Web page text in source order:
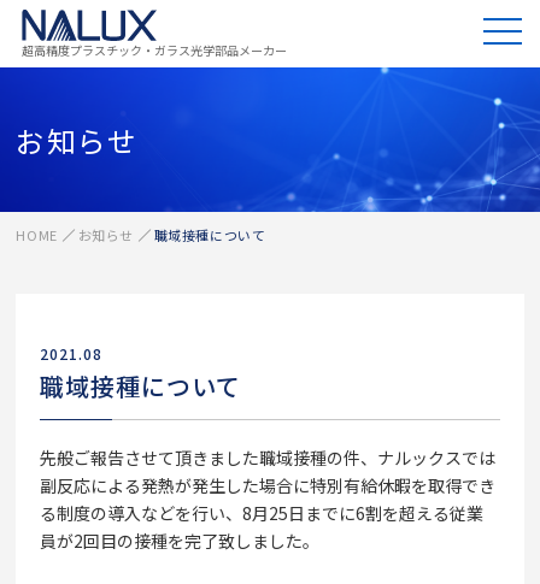
超高精度プラスチック・ガラス光学部品メーカー
お知らせ
HOME お知らせ 職域接種について
2021.08
職域接種について
先般ご報告させて頂きました職域接種の件、ナルックスでは
副反応による発熱が発生した場合に特別有給休暇を取得でき
る制度の導入などを行い、8月25日までに6割を超える従業
員が2回目の接種を完了致しました。